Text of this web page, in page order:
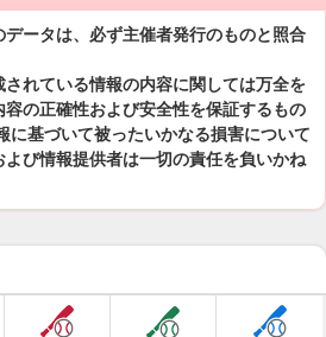
ータは、必ず主催者発行のものと照合
れている情報の内容に関しては万全を
の正確性および安全性を保証するもの
に基づいて被ったいかなる損害について
び情報提供者は一切の責任を負いかね